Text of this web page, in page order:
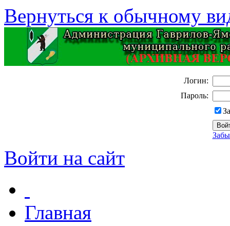
Вернуться к обычному
Логин:
Пароль:
Войти на сайт
Главная